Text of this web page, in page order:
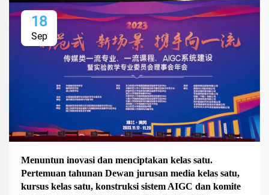
18
Sep
Menuntun inovasi dan menciptakan kelas satu.
Pertemuan tahunan Dewan jurusan media kelas satu,
kursus kelas satu, konstruksi sistem AIGC dan komite